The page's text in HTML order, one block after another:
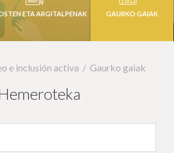
ETA ARGITALPENAK GAURKO GAIAK
e inclusión activa Gaurko gaiak
filtratu